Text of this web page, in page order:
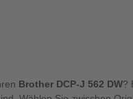
Brother DCP-J 562 DW?